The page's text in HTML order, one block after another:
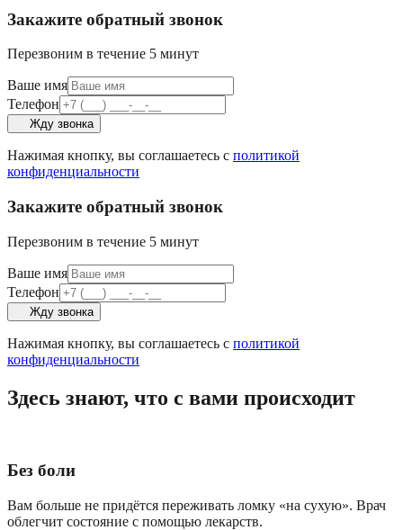
Закажите обратный звонок
Перезвоним в течение 5 минут
Ваше имя
Телефон
Жду звонка
Нажимая кнопку, вы соглашаетесь с политикой
конфиденциальности
Закажите обратный звонок
Перезвоним в течение 5 минут
Ваше имя
Телефон
Жду звонка
Нажимая кнопку, вы соглашаетесь с политикой
конфиденциальности
Здесь знают, что с вами происходит
Без боли
Вам больше не придётся переживать ломку «на сухую». Врач
облегчит состояние с помощью лекарств.